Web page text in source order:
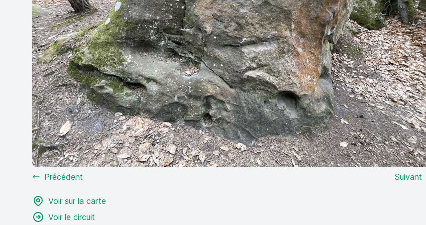
Précédent Suivant
Voir sur la carte
Voir le circuit